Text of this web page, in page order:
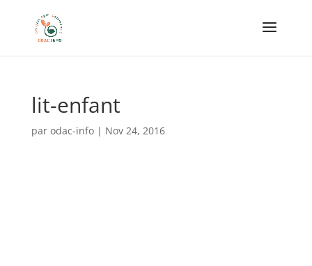
lit-enfant
par odac-info| Nov 24, 2016